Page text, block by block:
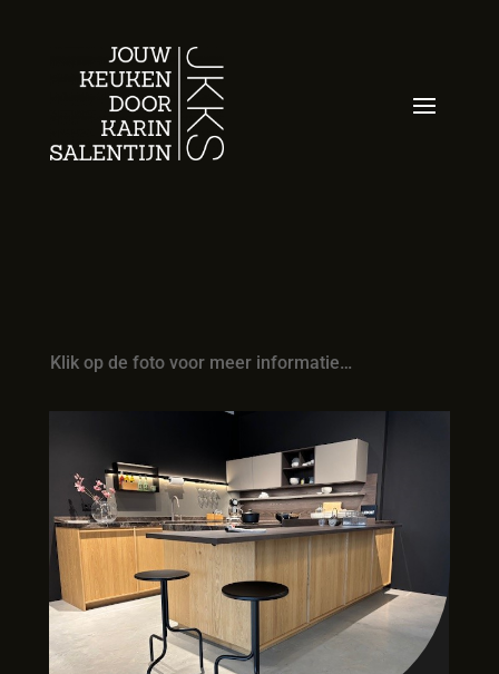
Klik op de foto voor meer informatie…